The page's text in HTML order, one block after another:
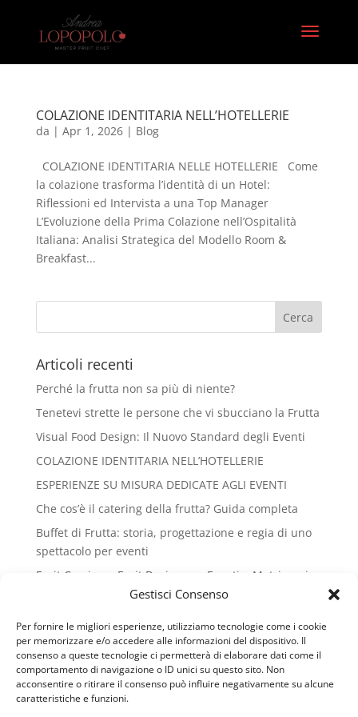
Gestisci Consenso
Per fornire le migliori esperienze, utilizziamo tecnologie come i cookie
per memorizzare e/o accedere alle informazioni del dispositivo. Il
consenso a queste tecnologie ci permetterà di elaborare dati come il
comportamento di navigazione o ID unici su questo sito. Non
acconsentire o ritirare il consenso può influire negativamente su alcune
caratteristiche e funzioni.
COLAZIONE IDENTITARIA NELL’HOTELLERIE
da | Apr 1, 2026| Blog
COLAZIONE IDENTITARIA NELLE HOTELLERIE Come
la colazione trasforma l’identità di un Hotel:
Riflessioni ed Intervista a una Top Manager
L’Evoluzione della Prima Colazione nell’Ospitalità
Italiana: Analisi Strategica del Modello Room &
Breakfast...
Articoli recenti
Perché la frutta non sa più di niente?
Tenetevi strette le persone che vi sbucciano la Frutta
Visual Food Design: Il Nuovo Standard degli Eventi
COLAZIONE IDENTITARIA NELL’HOTELLERIE
ESPERIENZE SU MISURA DEDICATE AGLI EVENTI
Che cos’è il catering della frutta? Guida completa
Buffet di Frutta: storia, progettazione e regia di uno
spettacolo per eventi
Fruit Carving e Fruit Design per Eventi e Matrimoni
SAPORI E SAPERI DELLA FRUTTA
Riconoscimento Honoris causa al Gran Galà del
Business
La frutta nel menù: storia, funzione e cultura del fine
pasto